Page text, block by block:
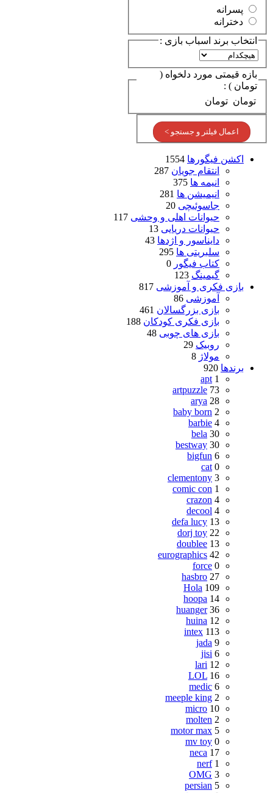
انتخاب برند اسباب بازی :
بازه قیمتی مورد دلخواه (
تومان ) :
تومان تومان
اعمال فیلتر و جستجو >
اکشن فیگورها 1554
انتقام جویان 287
انیمه ها 375
انیمیشن ها 281
جاسوئیچی 20
حیوانات اهلی و وحشی 117
حیوانات دریایی 13
دایناسور و اژدها 43
سلبریتی ها 295
کتاب فیگور 0
گیمینگ 123
بازی فکری و آموزشی 817
آموزشی 86
بازی بزرگسالان 461
بازی فکری کودکان 188
بازی های چوبی 48
روبیک 29
مولاژ 8
برندها 920
apt 1
artpuzzle 73
arya 28
baby born 2
barbie 4
bela 30
bestway 30
bigfun 6
cat 0
clementony 3
comic con 1
crazon 4
decool 4
defa lucy 13
dorj toy 22
doublee 13
eurographics 42
force 0
hasbro 27
Hola 109
hoopa 14
huanger 36
huina 12
intex 113
jada 9
jisi 6
lari 12
LOL 16
medic 6
meeple king 2
micro 10
molten 2
motor max 5
mv toy 0
neca 17
nerf 1
OMG 3
persian 5